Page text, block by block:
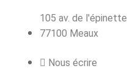
105 av. de l'épinette
77100 Meaux
Nous écrire